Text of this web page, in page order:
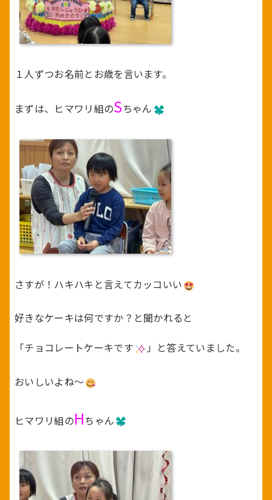
１人ずつお名前とお歳を言います。
まずは、ヒマワリ組のSちゃん
さすが！ハキハキと言えてカッコいい
好きなケーキは何ですか？と聞かれると
「チョコレートケーキです 」と答えていました。
おいしいよね～
ヒマワリ組のHちゃん